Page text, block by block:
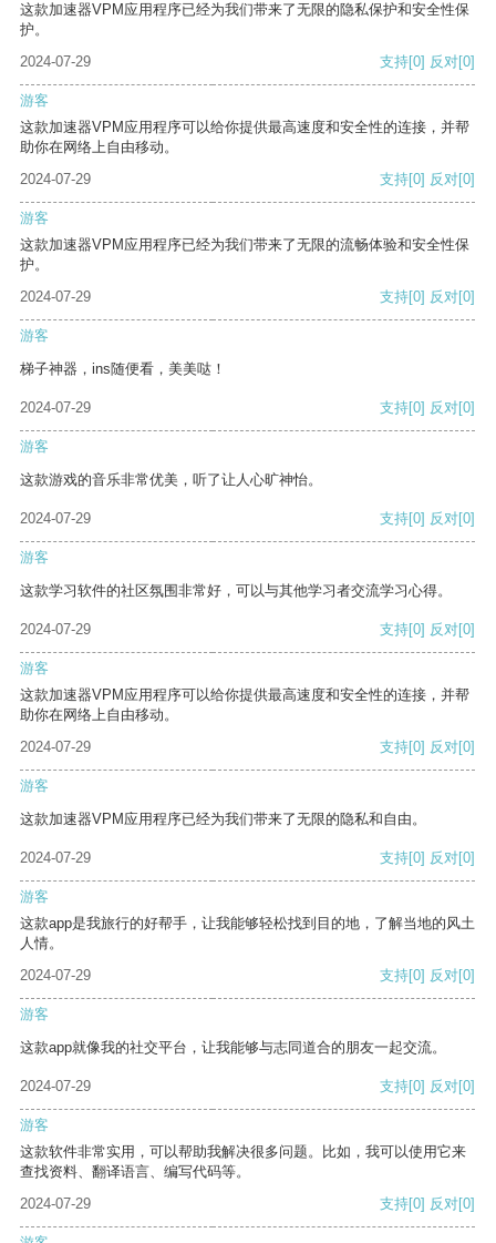
这款加速器VPM应用程序已经为我们带来了无限的隐私保护和安全性保
护。
2024-07-29
支持[0] 反对[0]
游客
这款加速器VPM应用程序可以给你提供最高速度和安全性的连接，并帮
助你在网络上自由移动。
2024-07-29
支持[0] 反对[0]
游客
这款加速器VPM应用程序已经为我们带来了无限的流畅体验和安全性保
护。
2024-07-29
支持[0] 反对[0]
游客
梯子神器，ins随便看，美美哒！
2024-07-29 支持[0] 反对[0]
游客
这款游戏的音乐非常优美，听了让人心旷神怡。
2024-07-29 支持[0] 反对[0]
游客
这款学习软件的社区氛围非常好，可以与其他学习者交流学习心得。
2024-07-29 支持[0] 反对[0]
游客
这款加速器VPM应用程序可以给你提供最高速度和安全性的连接，并帮
助你在网络上自由移动。
2024-07-29
支持[0] 反对[0]
游客
这款加速器VPM应用程序已经为我们带来了无限的隐私和自由。
2024-07-29 支持[0] 反对[0]
游客
这款app是我旅行的好帮手，让我能够轻松找到目的地，了解当地的风土
人情。
2024-07-29
支持[0] 反对[0]
游客
这款app就像我的社交平台，让我能够与志同道合的朋友一起交流。
2024-07-29 支持[0] 反对[0]
游客
这款软件非常实用，可以帮助我解决很多问题。比如，我可以使用它来
查找资料、翻译语言、编写代码等。
2024-07-29
支持[0] 反对[0]